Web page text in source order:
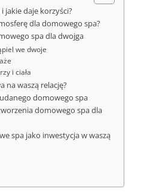
jakie daje korzyści?
dla domowego spa?
spa dla dwojga
we dwoje
i ciała
na waszą relację?
domowego spa
domowego spa dla
spa jako inwestycja w waszą